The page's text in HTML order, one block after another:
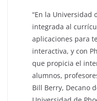
“En la Universidad
integrada al
aplicaciones para
interactiva, y con
que propicia el
alumnos,
Bill Berry, Decano